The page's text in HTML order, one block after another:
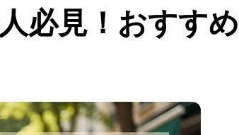
必見！おすす